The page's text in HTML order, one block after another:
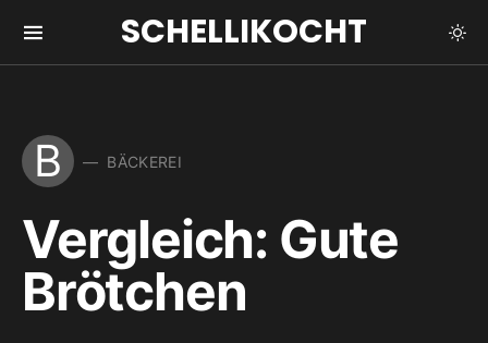
SCHELLIKOCHT
B BÄCKEREI
Vergleich: Gute
Brötchen